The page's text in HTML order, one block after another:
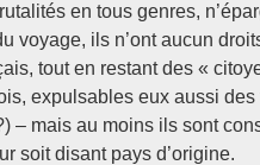
en tous genres,
voyage, ils n’ont aucun
tout en restant des «
expulsables eux aussi
– mais au moins ils sont
soit disant pays d’origine.